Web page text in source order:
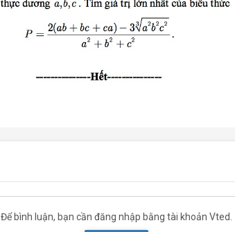
Để bình luận, bạn cần đăng nhập bằng tài khoản Vted.